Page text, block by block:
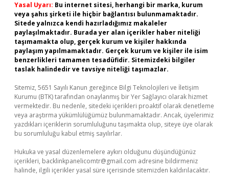
Yasal Uyarı: Bu internet sitesi, herhangi bir marka, kurum
veya şahıs şirketi ile hiçbir bağlantısı bulunmamaktadır.
Sitede yalnızca kendi hazırladığımız makaleler
paylaşılmaktadır. Burada yer alan içerikler haber niteliği
taşımamakta olup, gerçek kurum ve kişiler hakkında
paylaşım yapılmamaktadır. Gerçek kurum ve kişiler ile isim
benzerlikleri tamamen tesadüfidir. Sitemizdeki bilgiler
taslak halindedir ve tavsiye niteliği taşımazlar.
Sitemiz, 5651 Sayılı Kanun gereğince Bilgi Teknolojileri ve İletişim
Kurumu (BTK) tarafından onaylanmış bir Yer Sağlayıcı olarak hizmet
vermektedir. Bu nedenle, sitedeki içerikleri proaktif olarak denetleme
veya araştırma yükümlülüğümüz bulunmamaktadır. Ancak, üyelerimiz
yazdıkları içeriklerin sorumluluğunu taşımakta olup, siteye üye olarak
bu sorumluluğu kabul etmiş sayılırlar.
Hukuka ve yasal düzenlemelere aykırı olduğunu düşündüğünüz
içerikleri, backlinkpanelicomtr@gmail.com adresine bildirmeniz
halinde, ilgili içerikler yasal süre içerisinde sitemizden kaldırılacaktır.